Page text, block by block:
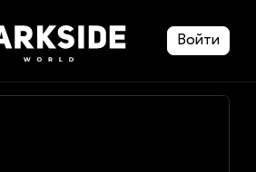
Войти